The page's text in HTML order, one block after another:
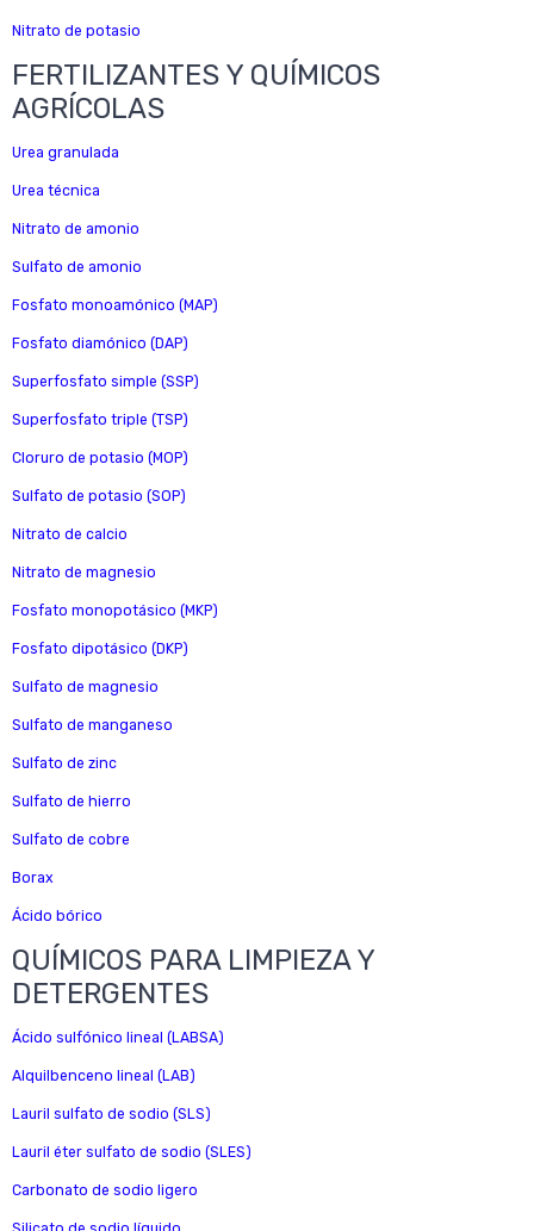
Nitrato de potasio
FERTILIZANTES Y QUÍMICOS
AGRÍCOLAS
Urea granulada
Urea técnica
Nitrato de amonio
Sulfato de amonio
Fosfato monoamónico (MAP)
Fosfato diamónico (DAP)
Superfosfato simple (SSP)
Superfosfato triple (TSP)
Cloruro de potasio (MOP)
Sulfato de potasio (SOP)
Nitrato de calcio
Nitrato de magnesio
Fosfato monopotásico (MKP)
Fosfato dipotásico (DKP)
Sulfato de magnesio
Sulfato de manganeso
Sulfato de zinc
Sulfato de hierro
Sulfato de cobre
Borax
Ácido bórico
QUÍMICOS PARA LIMPIEZA Y
DETERGENTES
Ácido sulfónico lineal (LABSA)
Alquilbenceno lineal (LAB)
Lauril sulfato de sodio (SLS)
Lauril éter sulfato de sodio (SLES)
Carbonato de sodio ligero